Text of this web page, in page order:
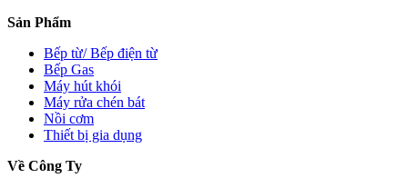
Sản Phẩm
Bếp từ/ Bếp điện từ
Bếp Gas
Máy hút khói
Máy rửa chén bát
Nồi cơm
Thiết bị gia dụng
Về Công Ty